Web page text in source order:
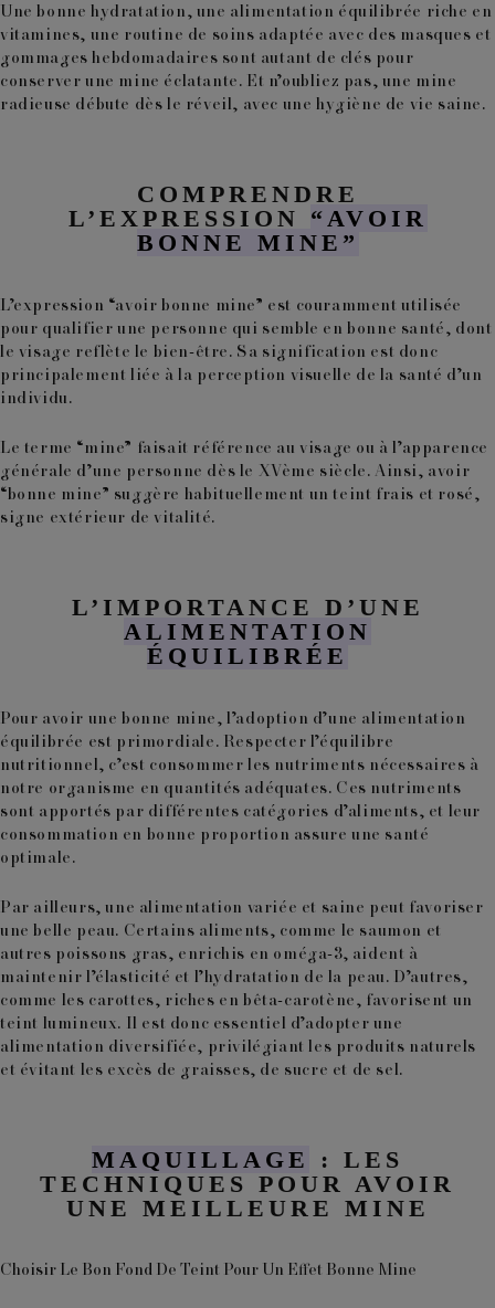
Une bonne hydratation, une alimentation équilibrée riche en
vitamines, une routine de soins adaptée avec des masques et
gommages hebdomadaires sont autant de clés pour
conserver une mine éclatante. Et n’oubliez pas, une mine
radieuse débute dès le réveil, avec une hygiène de vie saine.
COMPRENDRE
L’EXPRESSION “AVOIR
BONNE MINE”
L’expression “avoir bonne mine” est couramment utilisée
pour qualifier une personne qui semble enbonne santé, dont
le visage reflète le bien-être. Sa signification est donc
principalement liée à la perception visuelle de la santé d’un
individu.
Le terme “mine” faisait référence au visage ou à l’apparence
générale d’une personne dès le XVème siècle. Ainsi, avoir
“bonne mine” suggère habituellement un teint frais et rosé,
signe extérieur de vitalité.
L’IMPORTANCE D’UNE
ALIMENTATION
ÉQUILIBRÉE
Pour avoir une bonne mine, l’adoption d’une alimentation
équilibrée est primordiale. Respecter l’équilibre
nutritionnel, c’est consommer les nutriments nécessaires à
notre organisme en quantités adéquates. Ces nutriments
sont apportés par différentes catégories d’aliments, et leur
consommation en bonne proportion assure une santé
optimale.
Par ailleurs, une alimentation variée et saine peut favoriser
une belle peau. Certains aliments, comme le saumon et
autres poissons gras, enrichis en oméga-3, aident à
maintenir l’élasticité et l’hydratation de la peau. D’autres,
comme les carottes, riches en bêta-carotène, favorisent un
teint lumineux. Il est donc essentiel d’adopter une
alimentation diversifiée, privilégiant les produits naturels
et évitant les excès de graisses, de sucre et de sel.
MAQUILLAGE
: LES
TECHNIQUES POUR AVOIR
UNE MEILLEURE MINE
Choisir Le Bon Fond De Teint Pour Un Effet Bonne Mine